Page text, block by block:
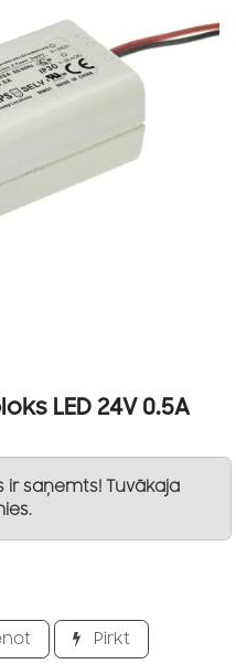
LED 24V 0.5A
ir saņemts! Tuvākaja
Pirkt